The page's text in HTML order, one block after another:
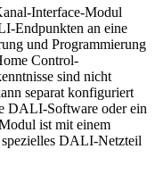
Interface-Modul
Endpunkten an eine
und Programmierung
Control-
sind nicht
separat konfiguriert
DALI-Software oder ein
ist mit einem
spezielles DALI-Netzteil